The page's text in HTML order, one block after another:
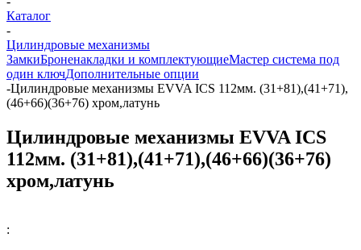
Каталог
-
Цилиндровые механизмы
ЗамкиБроненакладки и комплектующиеМастер система под
один ключДополнительные опции
-Цилиндровые механизмы EVVA ICS 112мм. (31+81),(41+71),
(46+66)(36+76) хром,латунь
Цилиндровые механизмы EVVA ICS
112мм. (31+81),(41+71),(46+66)(36+76)
хром,латунь
: